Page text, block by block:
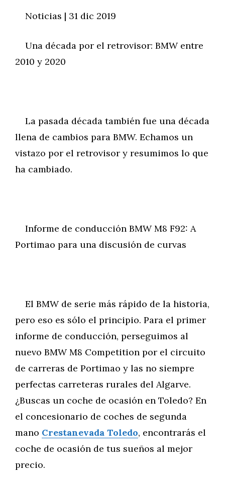
Noticias | 31 dic 2019
Una década por el retrovisor: BMW entre
2010 y 2020
La pasada década también fue una década
llena de cambios para BMW. Echamos un
vistazo por el retrovisor y resumimos lo que
ha cambiado.
Informe de conducción BMW M8 F92: A
Portimao para una discusión de curvas
El BMW de serie más rápido de la historia,
pero eso es sólo el principio. Para el primer
informe de conducción, perseguimos al
nuevo BMW M8 Competition por el circuito
de carreras de Portimao y las no siempre
perfectas carreteras rurales del Algarve.
¿Buscas un coche de ocasión en Toledo? En
el concesionario de coches de segunda
mano Crestanevada Toledo, encontrarás el
coche de ocasión de tus sueños al mejor
precio.